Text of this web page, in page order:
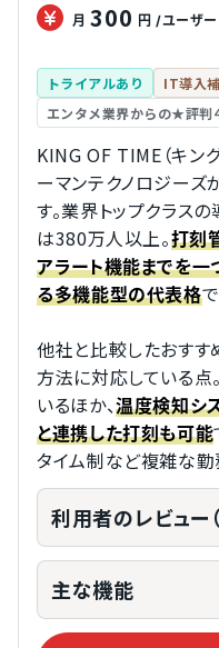
月 300 円 /ユーザー
トライアルあり
IT導入
エンタメ業界からの★評判
KING OF TIME（キン
ーマンテクノロジー
す。業界トップクラス
は380万人以上。打刻
アラート機能までを一
る多機能型の代表格
他社と比較したおすす
方法に対応している
いるほか、温度検知シ
と連携した打刻も可能
タイム制など複雑な勤
利用者のレビュー
主な機能